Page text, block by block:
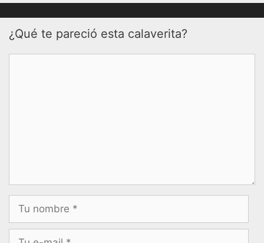
¿Qué te pareció esta calaverita?